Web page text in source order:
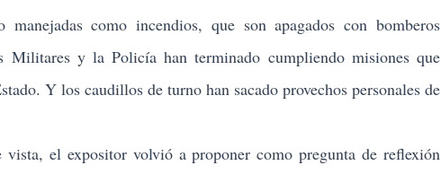
como incendios, que son apagados con bomberos
Militares y la Policía han terminado cumpliendo misiones que
Y los caudillos de turno han sacado provechos personales de
el expositor volvió a proponer como pregunta de reflexión